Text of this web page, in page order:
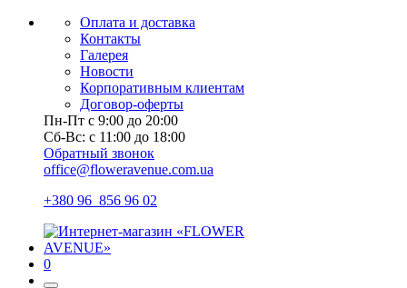
Оплата и доставка
Контакты
Галерея
Новости
Корпоративным клиентам
Договор-оферты
Пн-Пт с 9:00 до 20:00
Сб-Вс: с 11:00 до 18:00
Обратный звонок
office@floweravenue.com.ua
+380 96 856 96 02
0